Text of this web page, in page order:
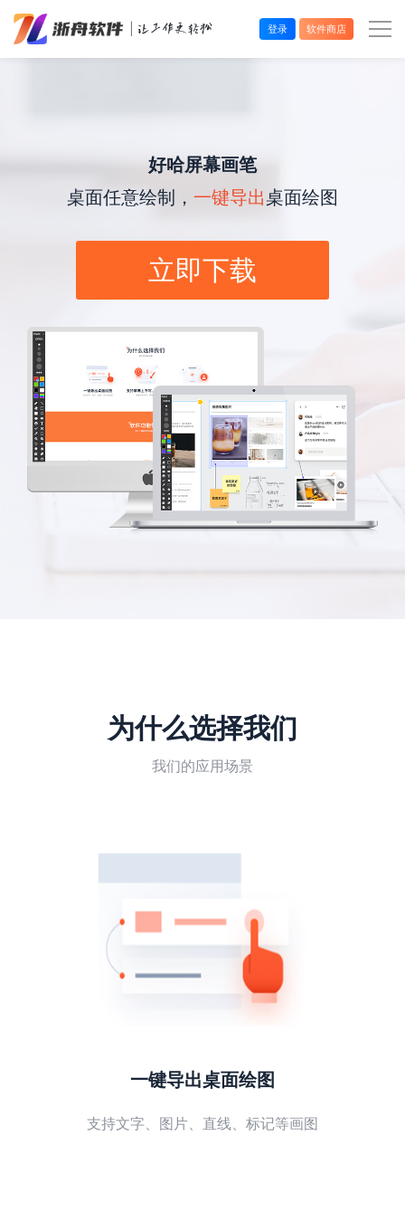
登录 软件商店
好哈屏幕画笔
桌面任意绘制， 一键导出桌面绘图
立即下载
为什么选择我们
我们的应用场景
一键导出桌面绘图
支持文字、图片、直线、标记等画图